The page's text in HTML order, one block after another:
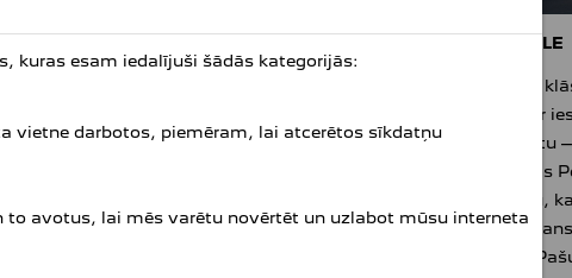
308 izmantotajām
soli tuvāk pusautonomajai
kontroli ar Stop & Go funkciju un
kā arī trīs jaunas
PERFEKTA DZINĒJU IZVĒLE
Jaunā Peugeot 308 dzinēju
saskan ar zīmola devīzi par
piemērotāko spēka agregātu
izvēlei ir pieejams klasiskais
turbodīzelis ar 131 Zs jaudu,
pārnesumu automātisko
pilnībā elektriskais E-308.
kuras esam iedalījuši šādās kategorijās:
vietne darbotos, piemēram, lai atcerētos sīkdatņu
avotus, lai mēs varētu novērtēt un uzlabot mūsu interneta